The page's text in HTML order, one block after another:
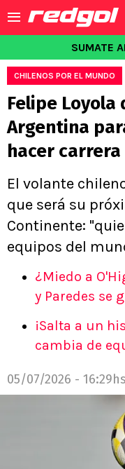
SUMATE
CHILENOS POR EL MUNDO
Felipe
Argentina
hacer carrera
El volante
que será su
Continente:
equipos del
¿Miedo a
y Paredes se
¡Salta a un
cambia de
05/07/2026 -